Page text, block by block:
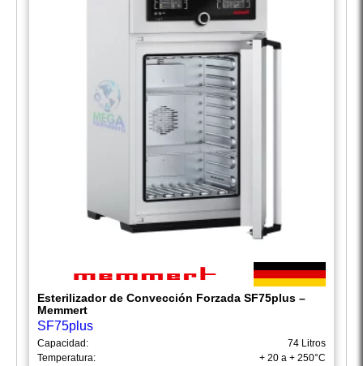
Esterilizador de Convección Forzada SF75plus –
Memmert
SF75plus
Capacidad:
74 Litros
Temperatura:
+ 20 a + 250°C